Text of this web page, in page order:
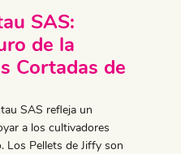
SAS:
de la
Cortadas de
SAS refleja un
a los cultivadores
Los Pellets de Jiffy son